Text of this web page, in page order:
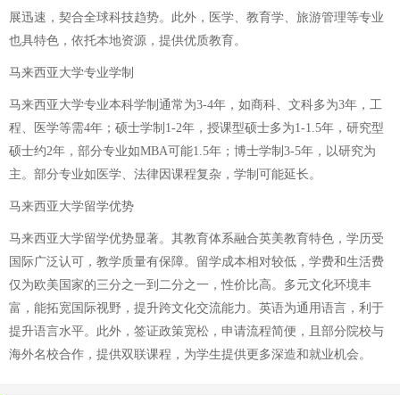
展迅速，契合全球科技趋势。此外，医学、教育学、旅游管理等专业
也具特色，依托本地资源，提供优质教育。
马来西亚大学专业学制
马来西亚大学专业本科学制通常为3-4年，如商科、文科多为3年，工
程、医学等需4年；硕士学制1-2年，授课型硕士多为1-1.5年，研究型
硕士约2年，部分专业如MBA可能1.5年；博士学制3-5年，以研究为
主。部分专业如医学、法律因课程复杂，学制可能延长。
马来西亚大学留学优势
马来西亚大学留学优势显著。其教育体系融合英美教育特色，学历受
国际广泛认可，教学质量有保障。留学成本相对较低，学费和生活费
仅为欧美国家的三分之一到二分之一，性价比高。多元文化环境丰
富，能拓宽国际视野，提升跨文化交流能力。英语为通用语言，利于
提升语言水平。此外，签证政策宽松，申请流程简便，且部分院校与
海外名校合作，提供双联课程，为学生提供更多深造和就业机会。